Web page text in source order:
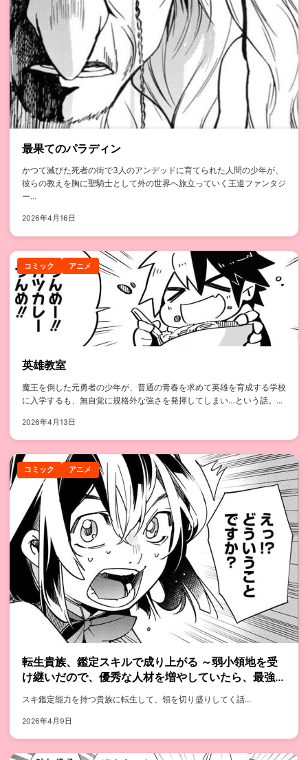
最果てのパラディン
かつて滅びた死者の街で3人のアンデッドに育てられた人間の少年が、
彼らの教えを胸に聖騎士として外の世界へ旅立っていく王道ファンタジ
ー...
2026年4月16日
コミック アニメ
英雄教室
魔王を倒した元勇者の少年が、普通の青春を求めて英雄を育成する学校
に入学するも、無自覚に規格外な強さを発揮してしまい…という話。...
2026年4月13日
コミック アニメ
転生貴族、鑑定スキルで成り上がる ～弱小領地を受
け継いだので、優秀な人材を増やしていたら、最強領
地になってた～
スキ鑑定能力を持つ貴族に転生して、領を切り盛りしてく話...
2026年4月9日